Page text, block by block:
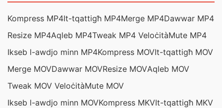
Kompress MP4It-tqattigħ MP4Merge MP4Dawwar MP4
Resize MP4Aqleb MP4Tweak MP4 VeloċitàMute MP4
Ikseb l-awdjo minn MP4Kompress MOVIt-tqattigħ MOV
Merge MOVDawwar MOVResize MOVAqleb MOV
Tweak MOV VeloċitàMute MOV
Ikseb l-awdjo minn MOVKompress MKVIt-tqattigħ MKV